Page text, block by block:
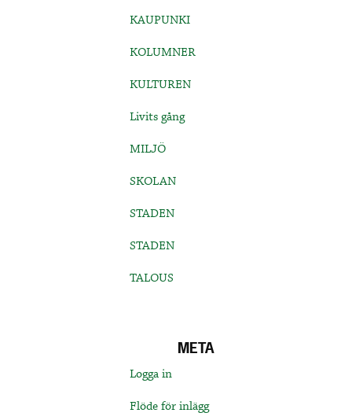
KAUPUNKI
KOLUMNER
KULTUREN
Livits gång
MILJÖ
SKOLAN
STADEN
STADEN
TALOUS
META
Logga in
Flöde för inlägg